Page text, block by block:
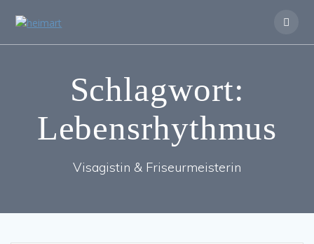
Schlagwort:
Lebensrhythmus
Visagistin & Friseurmeisterin